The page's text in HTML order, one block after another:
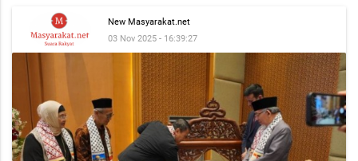
New Masyarakat.net
03 Nov 2025 - 16:39:27